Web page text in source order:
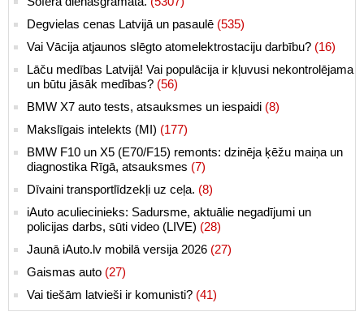
Degvielas cenas Latvijā un pasaulē (535)
Vai Vācija atjaunos slēgto atomelektrostaciju darbību? (16)
Lāču medības Latvijā! Vai populācija ir kļuvusi nekontrolējama
un būtu jāsāk medības? (56)
BMW X7 auto tests, atsauksmes un iespaidi (8)
Makslīgais intelekts (MI) (177)
BMW F10 un X5 (E70/F15) remonts: dzinēja ķēžu maiņa un
diagnostika Rīgā, atsauksmes (7)
Dīvaini transportlīdzekļi uz ceļa. (8)
iAuto aculiecinieks: Sadursme, aktuālie negadījumi un
policijas darbs, sūti video (LIVE) (28)
Jaunā iAuto.lv mobilā versija 2026 (27)
Gaismas auto (27)
Vai tiešām latvieši ir komunisti? (41)